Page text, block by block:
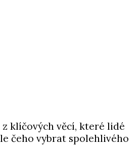
klíčových věcí, které lidé
čeho vybrat spolehlivého